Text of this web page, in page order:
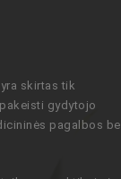
yra skirtas tik
gydytojo
pagalbos